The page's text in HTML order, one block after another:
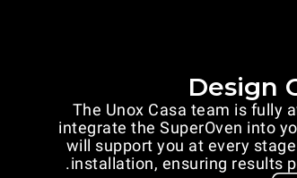
Design
The Unox Casa team is fully
integrate the SuperOven into
will support you at every
installation, ensuring results